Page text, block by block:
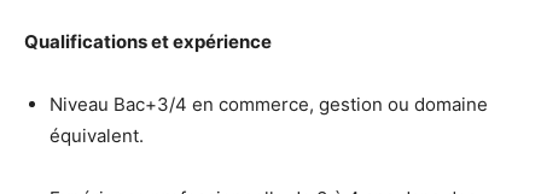
Qualifications et expérience
Niveau Bac+3/4 en commerce, gestion ou domaine
équivalent.